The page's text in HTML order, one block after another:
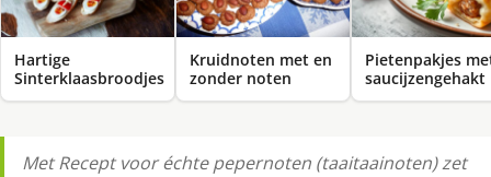
Hartige
Sinterklaasbroodjes
Kruidnoten met en
zonder noten
Pietenpakjes
saucijzengehakt
Met Recept voor échte pepernoten (taaitaainoten) zet